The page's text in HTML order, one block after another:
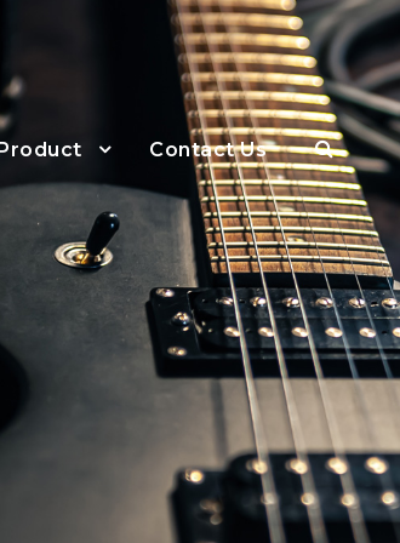
Contact Us